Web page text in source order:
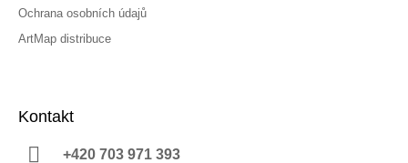
Ochrana osobních údajů
ArtMap distribuce
Kontakt
+420 703 971 393